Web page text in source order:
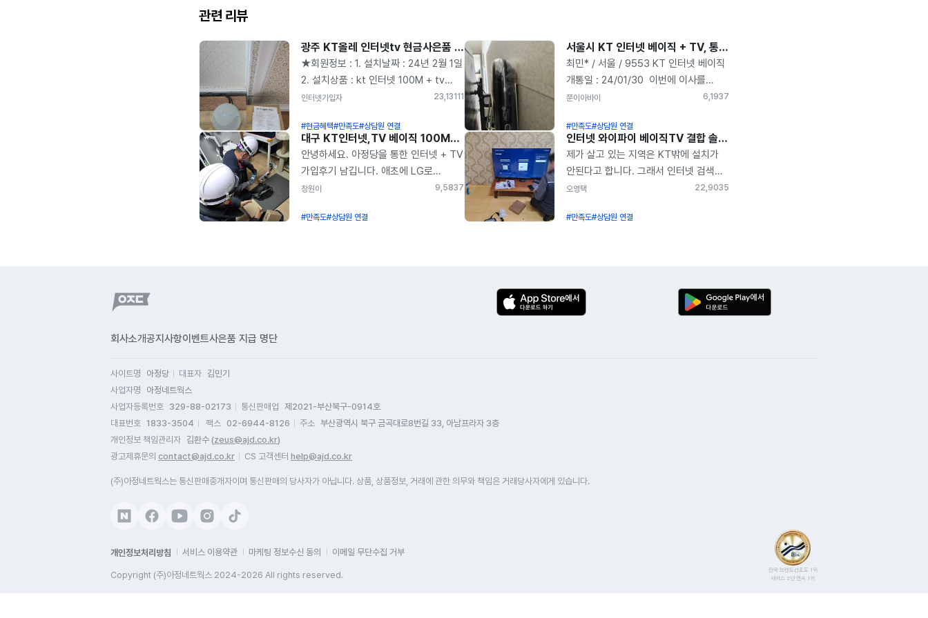
관련 리뷰
광주 KT올레 인터넷tv 현금사은품 지니TV 베이직 솔직한 아정당가입 후기
★회원정보 : 1. 설치날짜 : 24년 2월 1일
2. 설치상품 : kt 인터넷 100M + tv
베이직, 와이파이 3. 나상* 4. 휴대폰 :
100메가 + 베이직 tv 상품에
가입했습니다. 기존 SK 3년 사용했구요
~ 약정 마친 후에 다시 아정당 통해서
가입하면 5만원을 추가 사은품으로
지급한다고 하니 재 약정 생각하시는
분들은 꼭 아정당 통해서 많은 혜택
인터넷가입자 23,13111
#현금혜택#만족도#상담원 연결
서울시 KT 인터넷 베이직 + TV, 통신사 변경 솔직한 가입 설치 후기
최민* / 서울 / 9553 KT 인터넷 베이직
개통일 : 24/01/30 ​ 이번에 이사를
하면서 오래 사용했던 SKB 인터넷을
지인이 가입했던 아정당을 소개받아
이용하게 되었습니다. 기사님은 약속
시간을 맞춰서 정확하게 방문 해주셨고
사전 작업 이후에 셋탑을 설치해주시고
빠르게 작업을 마무리 해주셨습니다
원래 있던 공유기를 사용할 계획이라
있습니다 ^^ 컴퓨터 방에 공유기도
연결해서 잘 사용하고 있습니다. 사은품
쭌이아바이 6,1937
#만족도#상담원 연결
대구 KT인터넷,TV 베이직 100MB 솔직한 가입설치 후기
안녕하세요. 아정당을 통한 인터넷 + TV
가입후기 남깁니다. 애초에 LG로
가입신청 하였으나 비대칭으로 들어온다
때문에 여기저기 비교 많이 하시면서
창원이 9,5837
#만족도#상담원 연결
인터넷 와이파이 베이직TV 결합 솔직한 가입설치 후기
제가 살고 있는 지역은 KT밖에 설치가
안된다고 합니다. 그래서 인터넷 검색을
통해 KT 인터넷 사은품 지급이 가장
지급이 가장 많아 설치하기로
개인 사정으로 설치 날짜를 1~2일
앞당겨야 했습니다. 최대한 빨리 설치를
해야 되는 상황이 생겨 늦은 시간에
빠르고 와이파이 이용도 잘 됩니다.
오영택 22,9035
#만족도#상담원 연결
회사소개공지사항이벤트사은품 지급 명단
사이트명 아정당 대표자 김민기
사업자명
아정네트웍스
사업자등록번호 329-88-02173 통신판매업
제2021-부산북구-0914호
대표번호 1833-3504 팩스 02-6944-8126 주소 부산광역시 북구 금곡대로8번길 33, 아남프라자 3층
개인정보 책임관리자 김환수 (zeus@ajd.co.kr)
광고제휴문의 contact@ajd.co.kr CS 고객센터 help@ajd.co.kr
(주)아정네트웍스는 통신판매중개자이며 통신판매의 당사자가 아닙니다. 상품, 상품정보, 거래에 관한 의무와 책임은 거래당사자에게 있습니다.
개인정보처리방침 서비스 이용약관 마케팅 정보수신 동의 이메일 무단수집 거부
Copyright (주)아정네트웍스 2024-2026 All rights reserved.
한국 브랜드선호도 1위
서비스 2년 연속 1위